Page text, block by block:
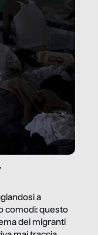
a
comodi: questo
dei migranti